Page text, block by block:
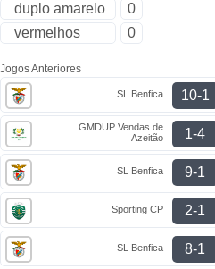
duplo amarelo
0
vermelhos
0
Jogos Anteriores
SL Benfica 10-1
GMDUP Vendas de
Azeitão
1-4
SL Benfica 9-1
Sporting CP 2-1
SL Benfica 8-1